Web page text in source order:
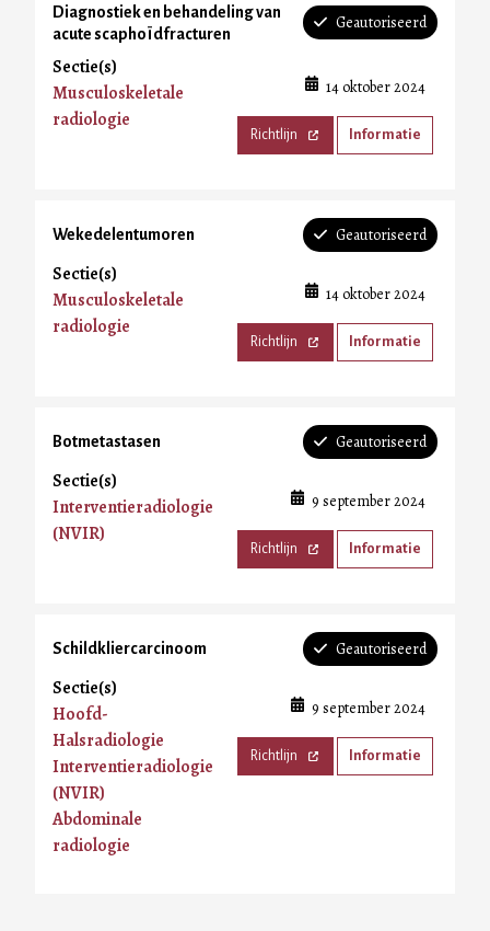
Diagnostiek en behandeling van
acute scaphoïdfracturen
Geautoriseerd
Sectie(s)
Musculoskeletale
radiologie
14 oktober 2024
Richtlijn Informatie
Wekedelentumoren Geautoriseerd
Sectie(s)
Musculoskeletale
radiologie
14 oktober 2024
Richtlijn Informatie
Botmetastasen Geautoriseerd
Sectie(s)
Interventieradiologie
(NVIR)
9 september 2024
Richtlijn Informatie
Schildkliercarcinoom Geautoriseerd
Sectie(s)
Hoofd-
Halsradiologie
Interventieradiologie
(NVIR)
Abdominale
radiologie
9 september 2024
Richtlijn Informatie